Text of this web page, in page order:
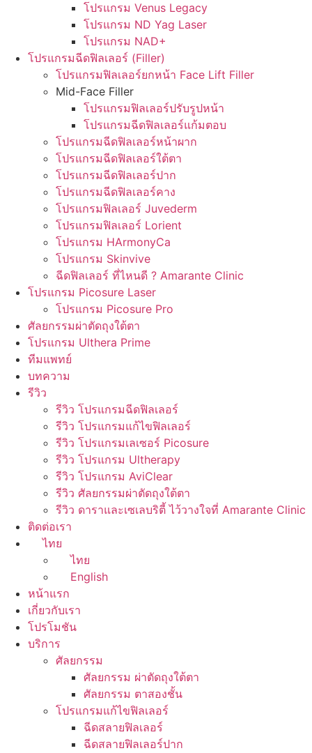
โปรแกรม Venus Legacy
โปรแกรม ND Yag Laser
โปรแกรม NAD+
โปรแกรมฉีดฟิลเลอร์ (Filler)
โปรแกรมฟิลเลอร์ยกหน้า Face Lift Filler
Mid-Face Filler
โปรแกรมฟิลเลอร์ปรับรูปหน้า
โปรแกรมฉีดฟิลเลอร์แก้มตอบ
โปรแกรมฉีดฟิลเลอร์หน้าผาก
โปรแกรมฉีดฟิลเลอร์ใต้ตา
โปรแกรมฉีดฟิลเลอร์ปาก
โปรแกรมฉีดฟิลเลอร์คาง
โปรแกรมฟิลเลอร์ Juvederm
โปรแกรมฟิลเลอร์ Lorient
โปรแกรม HArmonyCa
โปรแกรม Skinvive
ฉีดฟิลเลอร์ ที่ไหนดี ? Amarante Clinic
โปรแกรม Picosure Laser
โปรแกรม Picosure Pro
ศัลยกรรมผ่าตัดถุงใต้ตา
โปรแกรม Ulthera Prime
ทีมแพทย์
บทความ
รีวิว
รีวิว โปรแกรมฉีดฟิลเลอร์
รีวิว โปรแกรมแก้ไขฟิลเลอร์
รีวิว โปรแกรมเลเซอร์ Picosure
รีวิว โปรแกรม Ultherapy
รีวิว โปรแกรม AviClear
รีวิว ศัลยกรรมผ่าตัดถุงใต้ตา
รีวิว ดาราและเซเลบริตี้ ไว้วางใจที่ Amarante Clinic
ติดต่อเรา
ไทย
ไทย
English
หน้าแรก
เกี่ยวกับเรา
โปรโมชัน
บริการ
ศัลยกรรม
ศัลยกรรม ผ่าตัดถุงใต้ตา
ศัลยกรรม ตาสองชั้น
โปรแกรมแก้ไขฟิลเลอร์
ฉีดสลายฟิลเลอร์
ฉีดสลายฟิลเลอร์ปาก